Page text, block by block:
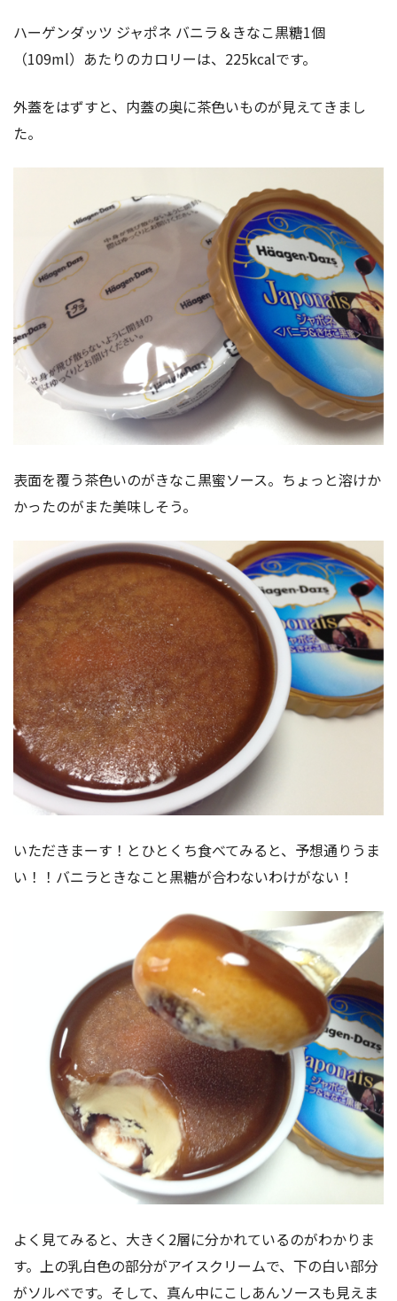
ハーゲンダッツ ジャポネ バニラ＆きなこ黒糖1個
（109ml）あたりのカロリーは、225kcalです。
外蓋をはずすと、内蓋の奥に茶色いものが見えてきまし
た。
表面を覆う茶色いのがきなこ黒蜜ソース。ちょっと溶けか
かったのがまた美味しそう。
いただきまーす！とひとくち食べてみると、予想通りうま
い！！バニラときなこと黒糖が合わないわけがない！
よく見てみると、大きく2層に分かれているのがわかりま
す。上の乳白色の部分がアイスクリームで、下の白い部分
がソルベです。そして、真ん中にこしあんソースも見えま